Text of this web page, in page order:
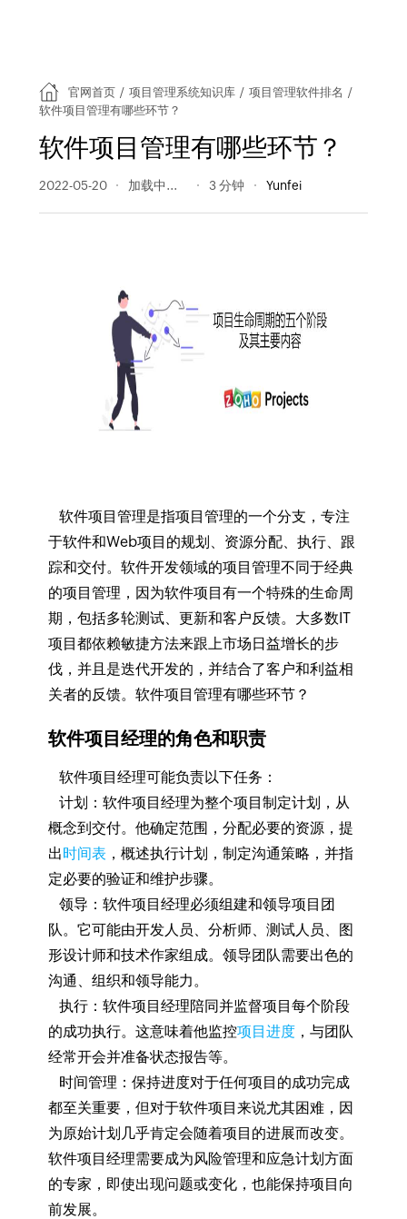
官网首页 / 项目管理系统知识库 / 项目管理软件排名 /
软件项目管理有哪些环节？
软件项目管理有哪些环节？
2022-05-20 411 阅读量 3 分钟 Yunfei
软件项目管理是指项目管理的一个分支，专注
于软件和Web项目的规划、资源分配、执行、跟
踪和交付。软件开发领域的项目管理不同于经典
的项目管理，因为软件项目有一个特殊的生命周
期，包括多轮测试、更新和客户反馈。大多数IT
项目都依赖敏捷方法来跟上市场日益增长的步
伐，并且是迭代开发的，并结合了客户和利益相
关者的反馈。软件项目管理有哪些环节？
软件项目经理的角色和职责
软件项目经理可能负责以下任务：
计划：软件项目经理为整个项目制定计划，从
概念到交付。他确定范围，分配必要的资源，提
出时间表 ，概述执行计划，制定沟通策略，并指
定必要的验证和维护步骤。
领导：软件项目经理必须组建和领导项目团
队。它可能由开发人员、分析师、测试人员、图
形设计师和技术作家组成。领导团队需要出色的
沟通、组织和领导能力。
执行：软件项目经理陪同并监督项目每个阶段
的成功执行。这意味着他监控项目进度，与团队
经常开会并准备状态报告等。
时间管理：保持进度对于任何项目的成功完成
都至关重要，但对于软件项目来说尤其困难，因
为原始计划几乎肯定会随着项目的进展而改变。
软件项目经理需要成为风险管理和应急计划方面
的专家，即使出现问题或变化，也能保持项目向
前发展。